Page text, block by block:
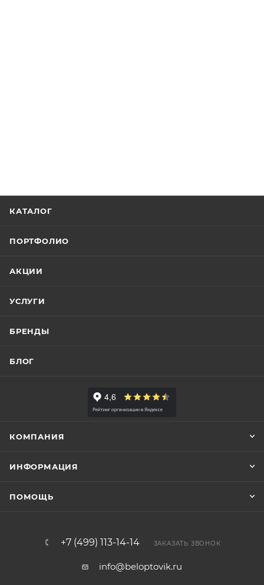
КАТАЛОГ
ПОРТФОЛИО
АКЦИИ
УСЛУГИ
БРЕНДЫ
БЛОГ
КОМПАНИЯ
ИНФОРМАЦИЯ
ПОМОЩЬ
+7 (499) 113-14-14 ЗАКАЗАТЬ ЗВОНОК
info@beloptovik.ru